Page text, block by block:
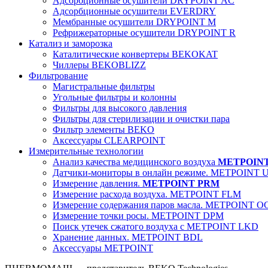
Адсорбционные осушители EVERDRY
Мембранные осушители DRYPOINT M
Рефрижераторные осушители DRYPOINT R
Катализ и заморозка
Каталитические конвертеры BEKOKAT
Чиллеры BEKOBLIZZ
Фильтрование
Магистральные фильтры
Угольные фильтры и колонны
Фильтры для высокого давления
Фильтры для стерилизации и очистки пара
Фильтр элементы BEKO
Аксессуары CLEARPOINT
Измерительные технологии
Анализ качества медицинского воздуха
Датчики-мониторы в онлайн режиме. METPOINT
Измерение давления. METPOINT PRM
Измерение расхода воздуха. METPOINT FLM
Измерение содержания паров масла. METPOINT
Измерение точки росы. METPOINT DPM
Поиск утечек сжатого воздуха с METPOINT LKD
Хранение данных. METPOINT BDL
Аксессуары METPOINT